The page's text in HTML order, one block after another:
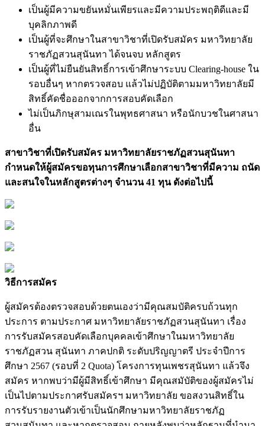
เป็นผู้มีความขยันหมั่นเพียรและมีความประพฤติดีและมี
บุคลิกภาพดี
เป็นผู้ที่จะศึกษาในสาขาวิชาที่เปิดรับสมัคร มหาวิทยาลัย
ราชภัฏสวนสุนันทา ได้จนจบ หลักสูตร
เป็นผู้ที่ไม่ยืนยันสิทธิ์การเข้าศึกษาระบบ Clearing-house ใน
รอบอื่นๆ หากตรวจสอบ แล้วไม่ปฏิบัติตามมหาวิทยาลัยมี
สิทธิ์คัดชื่อออกจากการสอบคัดเลือก
ไม่เป็นภิกษุสามเณรในพุทธศาสนา หรือนักบวชในศาสนา
อื่น
สาขาวิชาที่เปิดรับสมัคร มหาวิทยาลัยราชภัฏสวนสุนันทา
กำหนดให้ผู้สมัครขอทุนการศึกษาเลือกสาขาวิชาที่มีความ ถนัด
และสนใจในหลักสูตรต่างๆ จำนวน 41 ทุน ดังต่อไปนี้
วิธีการสมัคร
ผู้สมัครต้องตรวจสอบด้วยตนเองว่ามีคุณสมบัติครบถ้วนทุก
ประการ ตามประกาศ มหาวิทยาลัยราชภัฏสวนสุนันทา เรื่อง
การรับสมัครสอบคัดเลือกบุคคลเข้าศึกษาในมหาวิทยาลัย
ราชภัฏสวน สุนันทา ภาคปกติ ระดับปริญญาตรี ประจำปีการ
ศึกษา 2567 (รอบที่ 2 Quota) โครงการทุนเพชรสุนันทา แล้วจึง
สมัคร หากพบว่ามีผู้มีสิทธิ์เข้าศึกษา มีคุณสมับัติของผู้สมัครไม่
เป็นไปตามประกาศรับสมัครฯ มหาวิทยาลัย ขอสงวนสิทธิ์ใน
การรับรายงานตัวเข้าเป็นนักศึกษามหาวิทยาลัยราชภัฏ